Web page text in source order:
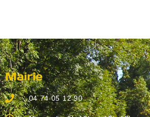
Mairie
04 74 05 12 90